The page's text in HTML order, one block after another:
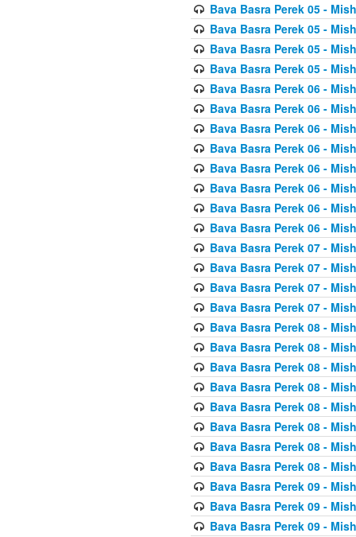
Bava Basra Perek 05 -
Bava Basra Perek 05 -
Bava Basra Perek 05 -
Bava Basra Perek 05 -
Bava Basra Perek 06 -
Bava Basra Perek 06 -
Bava Basra Perek 06 -
Bava Basra Perek 06 -
Bava Basra Perek 06 -
Bava Basra Perek 06 -
Bava Basra Perek 06 -
Bava Basra Perek 06 -
Bava Basra Perek 07 -
Bava Basra Perek 07 -
Bava Basra Perek 07 -
Bava Basra Perek 07 -
Bava Basra Perek 08 -
Bava Basra Perek 08 -
Bava Basra Perek 08 -
Bava Basra Perek 08 -
Bava Basra Perek 08 -
Bava Basra Perek 08 -
Bava Basra Perek 08 -
Bava Basra Perek 08 -
Bava Basra Perek 09 -
Bava Basra Perek 09 -
Bava Basra Perek 09 -